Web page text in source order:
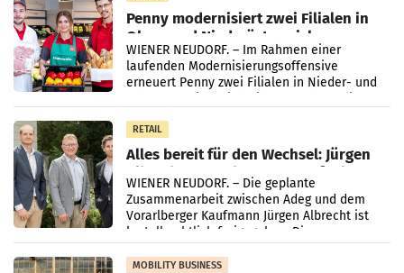
Penny modernisiert zwei Filialen in
Ober- und Niederösterreich
WIENER NEUDORF. – Im Rahmen einer
laufenden Modernisierungsoffensive
erneuert Penny zwei Filialen in Nieder- und
RETAIL
Alles bereit für den Wechsel: Jürgen
Albrecht setzt ab 1.1.2027 auf Adeg
WIENER NEUDORF. – Die geplante
Zusammenarbeit zwischen Adeg und dem
Vorarlberger Kaufmann Jürgen Albrecht ist
kartellrechtlich freigegeben: Die
Bundeswettbewerbsbehörde und der
Bundeskartellanwalt
MOBILITY BUSINESS